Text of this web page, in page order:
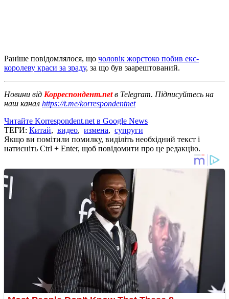
Раніше повідомлялося, що чоловік жорстоко побив екс-
королеву краси за зраду, за що був заарештований.
Новини від Корреспондент.netв Telegram. Підписуйтесь на
наш канал https://t.me/korrespondentnet
Читайте Korrespondent.net в Google News
ТЕГИ: Китай, видео, измена, супруги
Якщо ви помітили помилку, виділіть необхідний текст і
натисніть Ctrl + Enter, щоб повідомити про це редакцію.